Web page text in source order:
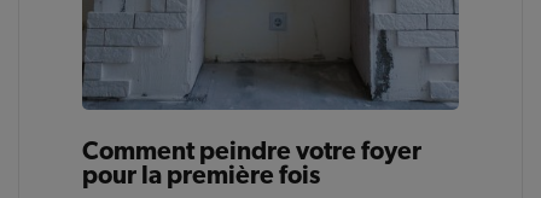
Comment peindre votre foyer
pour la première fois